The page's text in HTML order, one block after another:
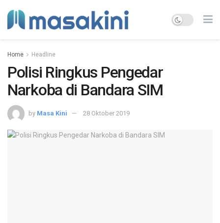
Home Headline
Polisi Ringkus Pengedar
Narkoba di Bandara SIM
by Masa Kini 28 Oktober 2019